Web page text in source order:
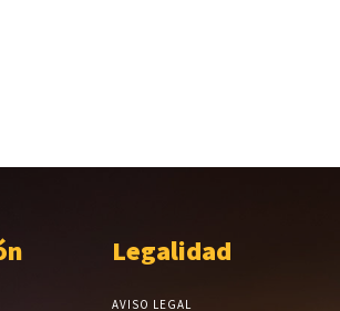
Legalidad
AVISO LEGAL